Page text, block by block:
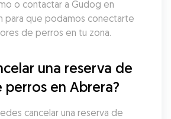
o contactar a Gudog en
para que podamos conectarte
de perros en tu zona.
una reserva de
en Abrera?
cancelar una reserva de